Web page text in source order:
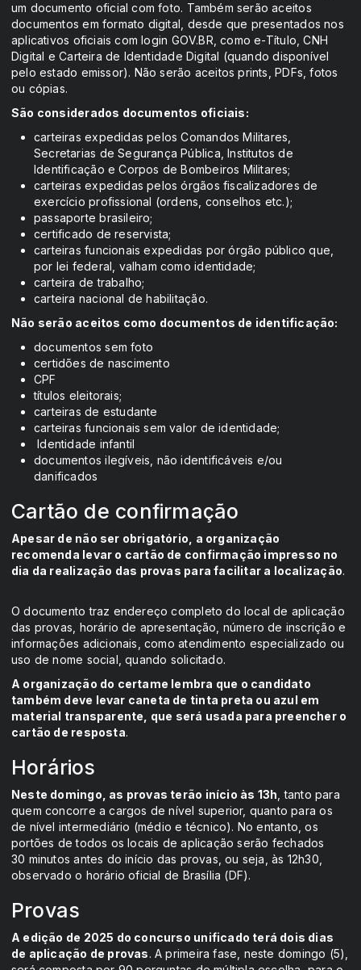
um documento oficial com foto. Também serão aceitos
documentos em formato digital, desde que presentados nos
aplicativos oficiais com login GOV.BR, como e-Título, CNH
Digital e Carteira de Identidade Digital (quando disponível
pelo estado emissor). Não serão aceitos prints, PDFs, fotos
ou cópias.
São considerados documentos oficiais:
carteiras expedidas pelos Comandos Militares,
Secretarias de Segurança Pública, Institutos de
Identificação e Corpos de Bombeiros Militares;
carteiras expedidas pelos órgãos fiscalizadores de
exercício profissional (ordens, conselhos etc.);
passaporte brasileiro;
certificado de reservista;
carteiras funcionais expedidas por órgão público que,
por lei federal, valham como identidade;
carteira de trabalho;
carteira nacional de habilitação.
Não serão aceitos como documentos de identificação:
documentos sem foto
certidões de nascimento
CPF
títulos eleitorais;
carteiras de estudante
carteiras funcionais sem valor de identidade;
Identidade infantil
documentos ilegíveis, não identificáveis e/ou
danificados
Cartão de confirmação
Apesar de não ser obrigatório, a organização
recomenda levar o cartão de confirmação impresso no
dia da realização das provas para facilitar a localização.
O documento traz endereço completo do local de aplicação
das provas, horário de apresentação, número de inscrição e
informações adicionais, como atendimento especializado ou
uso de nome social, quando solicitado.
A organização do certame lembra que o candidato
também deve levar caneta de tinta preta ou azul em
material transparente, que será usada para preencher o
cartão de resposta.
Horários
Neste domingo, as provas terão início às 13h , tanto para
quem concorre a cargos de nível superior, quanto para os
de nível intermediário (médio e técnico). No entanto, os
portões de todos os locais de aplicação serão fechados
30 minutos antes do início das provas, ou seja, às 12h30,
observado o horário oficial de Brasília (DF).
Provas
A edição de 2025 do concurso unificado terá dois dias
de aplicação de provas. A primeira fase, neste domingo (5),